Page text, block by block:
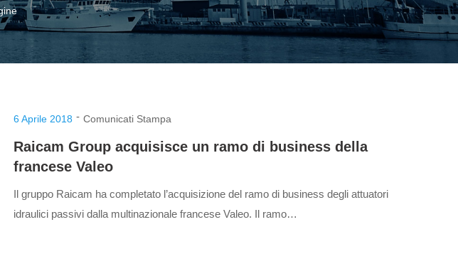
6 Aprile 2018 - Comunicati Stampa
Raicam Group acquisisce un ramo di business della
francese Valeo
Il gruppo Raicam ha completato l’acquisizione del ramo di business degli attuatori
idraulici passivi dalla multinazionale francese Valeo. Il ramo…